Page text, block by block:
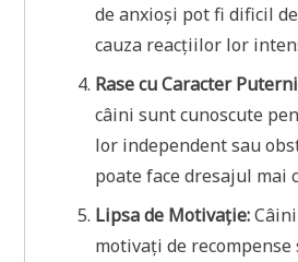
de anxioși pot fi dificil
cauza reacțiilor lor
Rase cu Caracter
câini sunt cunoscute
lor independent sau
poate face dresajul mai
Lipsa de Motivație:
motivați de recompense